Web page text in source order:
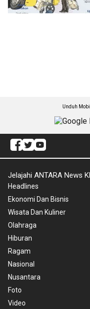
Unduh
Jelajahi ANTARA News Kl
Headlines
Ekonomi Dan Bisnis
Wisata Dan Kuliner
Olahraga
Hiburan
Ragam
Nasional
Nusantara
Foto
Video